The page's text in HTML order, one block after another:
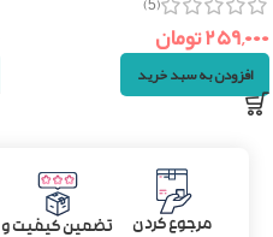
۲۵۹,۰۰۰تومان
افزودن به سبد خرید
مرجوع کردن
تضمین کیفیت و